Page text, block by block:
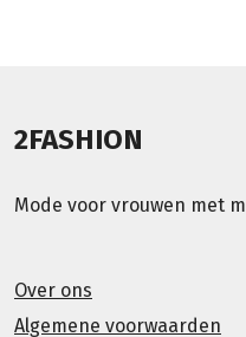
2FASHION
Mode voor vrouwen met
Over ons
Algemene voorwaarden